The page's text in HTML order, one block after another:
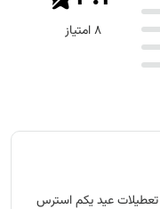
8 امتیاز
عید یکم استرس